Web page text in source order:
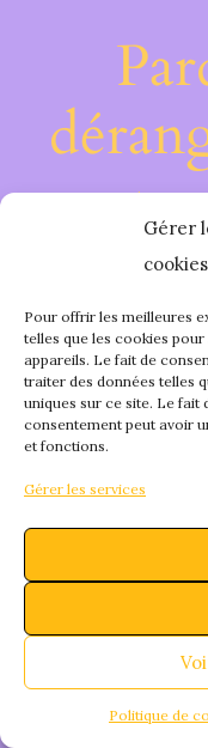
Gérer
cookies
Pour offrir les meilleures
telles que les cookies
appareils. Le fait de
traiter des données telles
uniques sur ce site. Le fait
consentement peut avoir
et fonctions.
Gérer les services
Politique de